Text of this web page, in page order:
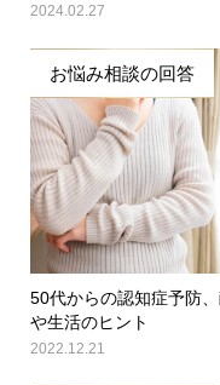
2024.02.27
お悩み相談の回答
50代からの認知症予防
や生活のヒント
2022.12.21